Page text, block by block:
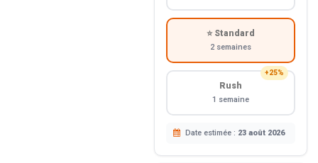
⭐ Standard
2 semaines
+25%
Rush
1 semaine
Date estimée : 23 août 2026